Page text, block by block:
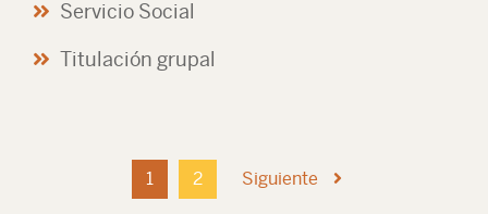
Servicio Social
Titulación grupal
1 2 Siguiente